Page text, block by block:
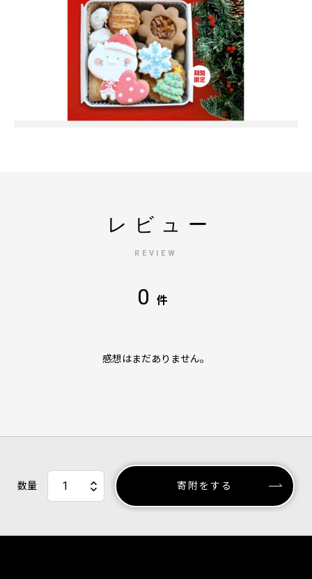
レビュー
REVIEW
0 件
感想はまだありません。
数量 寄附をする